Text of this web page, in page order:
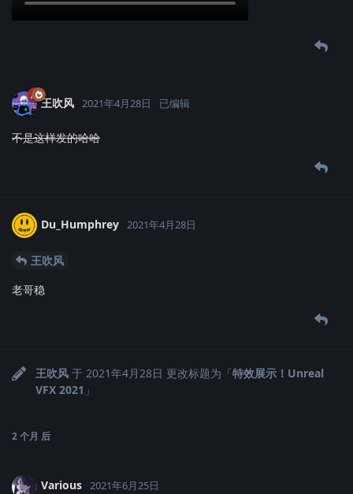
王吹风 2021年4月28日 已编辑
不是这样发的哈哈
Du_Humphrey 2021年4月28日
王吹风
老哥稳
王吹风 于 2021年4月28日 更改标题为「特效展示！Unreal
VFX 2021 」
2 个月 后
Various 2021年6月25日